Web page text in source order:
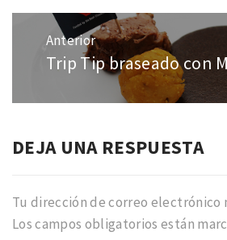
Navegación
entradas
Anterior
Entrada
Trip Tip braseado con
DEJA UNA RESPUESTA
Tu dirección de correo electrónico
Los campos obligatorios están